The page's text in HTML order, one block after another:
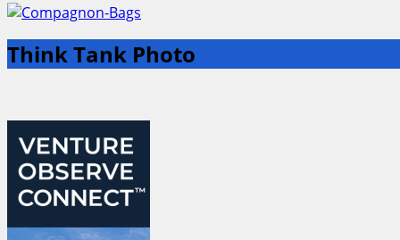
Think Tank Photo